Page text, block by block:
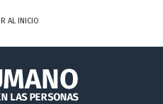
AL INICIO